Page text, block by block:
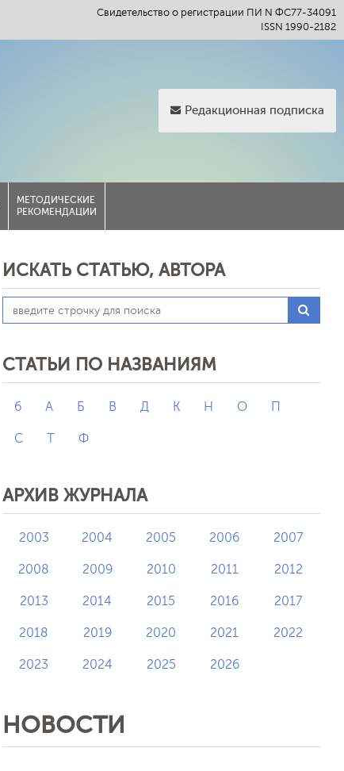
Свидетельство о регистрации ПИ N ФС77-34091
ISSN 1990-2182
Редакционная подписка
МЕТОДИЧЕСКИЕ
РЕКОМЕНДАЦИИ
ИСКАТЬ СТАТЬЮ, АВТОРА
СТАТЬИ ПО НАЗВАНИЯМ
6 А Б В Д К Н О П
С Т Ф
АРХИВ ЖУРНАЛА
2003 2004 2005 2006 2007
2008 2009 2010 2011 2012
2013 2014 2015 2016 2017
2018 2019 2020 2021 2022
2023 2024 2025 2026
НОВОСТИ